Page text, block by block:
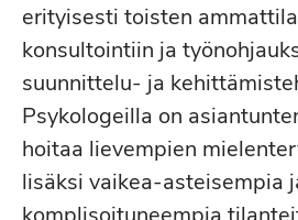
erityisesti toisten
konsultointiin ja
suunnittelu- ja
Psykologeilla on
hoitaa lievempien
lisäksi vaikea-asteisempia